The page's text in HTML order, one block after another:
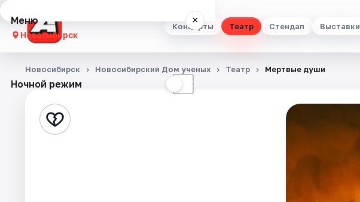
Концерты Театр Стендап Выставки
Меню ×
Новосибирск
Концерты
Стендап
Ночной режим ☾
Новосибирск Новосибирский Дом ученых Театр Мертвые души